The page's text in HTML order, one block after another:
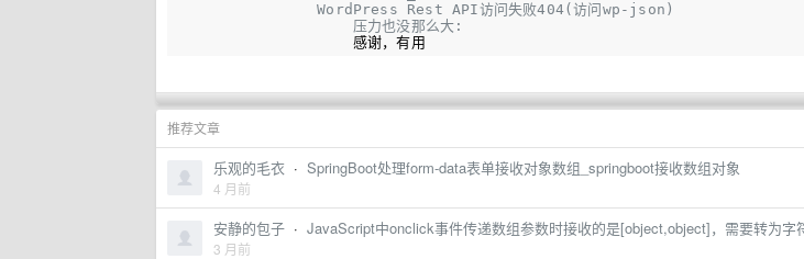
WordPress Rest API访问失败404(访问wp-json)
压力也没那么大:
感谢，有用
推荐文章
乐观的毛衣 · SpringBoot处理form-data表单接收对象数组_springboot接收数组对象
4 月前
安静的包子 · JavaScript中onclick事件传递数组参数时接收的是[object,object]，需要转为字
3 月前